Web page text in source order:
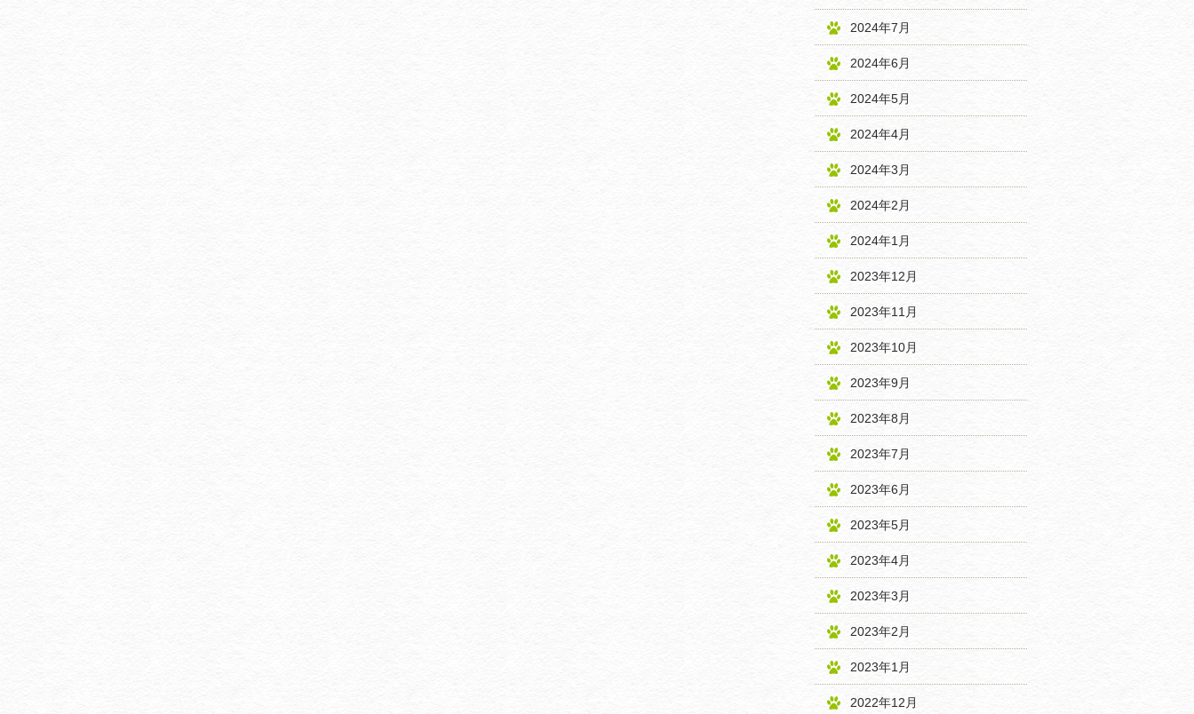
2024年7月
2024年6月
2024年5月
2024年4月
2024年3月
2024年2月
2024年1月
2023年12月
2023年11月
2023年10月
2023年9月
2023年8月
2023年7月
2023年6月
2023年5月
2023年4月
2023年3月
2023年2月
2023年1月
2022年12月